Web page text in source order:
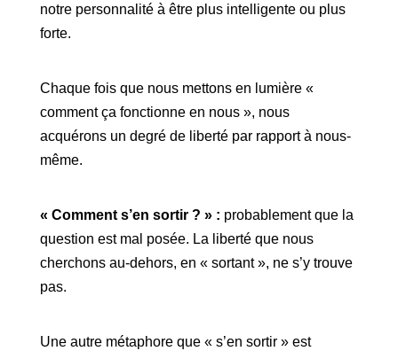
notre personnalité à être plus intelligente ou plus
forte.
Chaque fois que nous mettons en lumière «
comment ça fonctionne en nous », nous
acquérons un degré de liberté par rapport à nous-
même.
« Comment s’en sortir ? » : probablement que la
question est mal posée. La liberté que nous
cherchons au-dehors, en « sortant », ne s’y trouve
pas.
Une autre métaphore que « s’en sortir » est